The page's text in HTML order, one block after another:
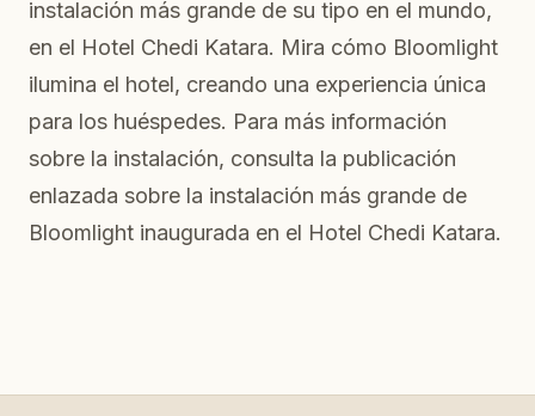
instalación más grande de su tipo en el mundo,
en el Hotel Chedi Katara. Mira cómo Bloomlight
ilumina el hotel, creando una experiencia única
para los huéspedes. Para más información
sobre la instalación, consulta la publicación
enlazada sobre la instalación más grande de
Bloomlight inaugurada en el Hotel Chedi Katara.